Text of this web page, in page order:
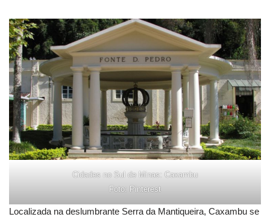
Cidades no Sul de Minas: Caxambu
Foto: Pinterest
Localizada na deslumbrante Serra da Mantiqueira, Caxambu se